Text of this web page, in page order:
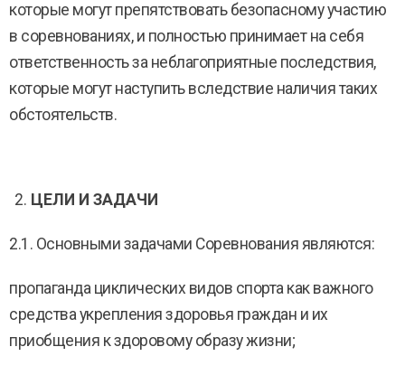
которые могут препятствовать безопасному участию
в соревнованиях, и полностью принимает на себя
ответственность за неблагоприятные последствия,
которые могут наступить вследствие наличия таких
обстоятельств.
ЦЕЛИ И ЗАДАЧИ
2.1. Основными задачами Соревнования являются:
пропаганда циклических видов спорта как важного
средства укрепления здоровья граждан и их
приобщения к здоровому образу жизни;